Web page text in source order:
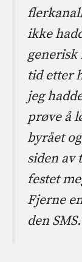
ikke
generisk
tid etter
jeg
prøve å
byrået
siden av
festet
Fjerne
den SMS.